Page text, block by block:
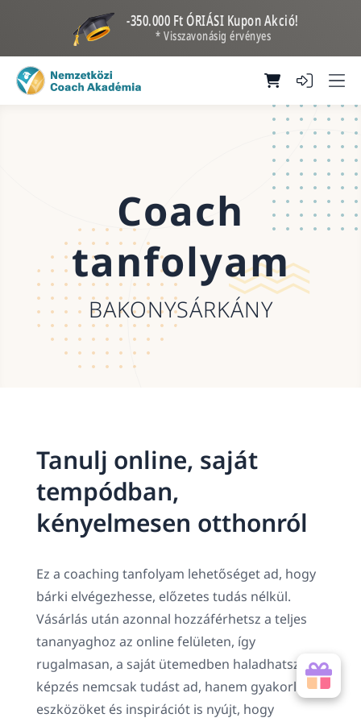
-350.000 Ft ÓRIÁSI Kupon Akció!
* Visszavonásig érvényes
Coach
tanfolyam
BAKONYSÁRKÁNY
Tanulj online, saját
tempódban,
kényelmesen otthonról
Ez a coaching tanfolyam lehetőséget ad, hogy
bárki elvégezhesse, előzetes tudás nélkül.
Vásárlás után azonnal hozzáférhetsz a teljes
tananyaghoz az online felületen, így
rugalmasan, a saját ütemedben haladhatsz. A
képzés nemcsak tudást ad, hanem gyakorlati
eszközöket és inspirációt is nyújt, hogy